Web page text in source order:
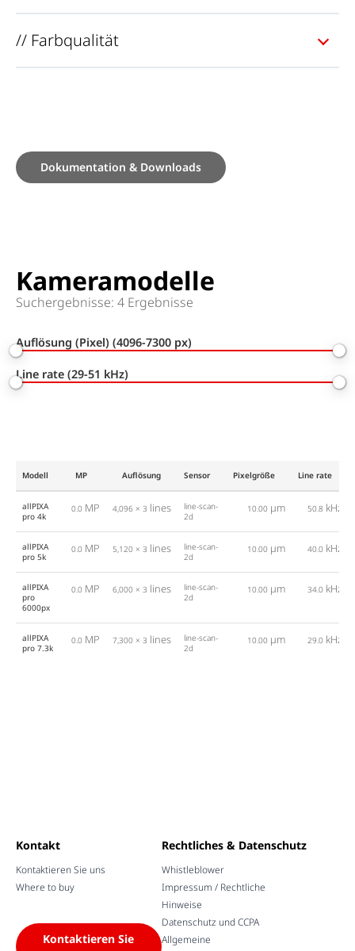
// Farbqualität
Dokumentation & Downloads
Kameramodelle
Suchergebnisse: 4 Ergebnisse
Auflösung (Pixel) (4096-7300 px)
Line rate (29-51 kHz)
Modell MP Auflösung Sensor Pixelgröße Line rate
allPIXA
pro 4k
0.0 MP 4,096 × 3 lines
line-scan-
2d
10.00 µm 50.8 kHz
allPIXA
pro 5k
0.0 MP 5,120 × 3 lines
line-scan-
2d
10.00 µm 40.0 kHz
allPIXA
pro
6000px
0.0 MP 6,000 × 3 lines
line-scan-
2d
10.00 µm 34.0 kHz
allPIXA
pro 7.3k
0.0 MP 7,300 × 3 lines
line-scan-
2d
10.00 µm 29.0 kHz
Kontakt
Kontaktieren Sie uns
Where to buy
Kontaktieren Sie
Rechtliches & Datenschutz
Whistleblower
Impressum / Rechtliche
Hinweise
Datenschutz und CCPA
Allgemeine